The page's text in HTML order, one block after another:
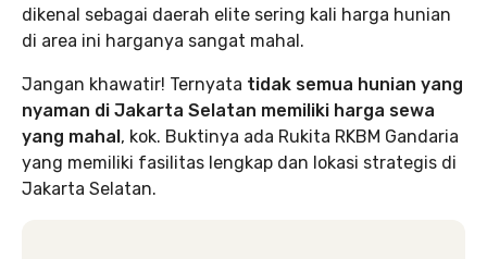
dikenal sebagai daerah elite sering kali harga hunian
di area ini harganya sangat mahal.
Jangan khawatir! Ternyata tidak semua hunian yang
nyaman di Jakarta Selatan memiliki harga sewa
yang mahal, kok. Buktinya ada Rukita RKBM Gandaria
yang memiliki fasilitas lengkap dan lokasi strategis di
Jakarta Selatan.